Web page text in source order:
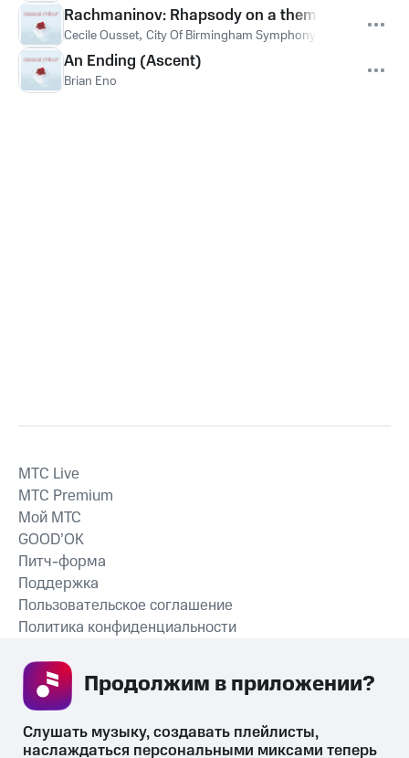
Rachmaninov: Rhapsody on a theme of
Cecile Ousset, City Of Birmingham Symphony Orchestra
An Ending (Ascent)
Brian Eno
СКАЧАТЬ ПРИЛОЖЕНИЕ
MTС Live
MTС Premium
Мой МТС
GOOD’OK
Питч-форма
Поддержка
Пользовательское соглашение
Политика конфиденциальности
Слушать музыку, создавать плейлисты,
наслаждаться персональными миксами теперь